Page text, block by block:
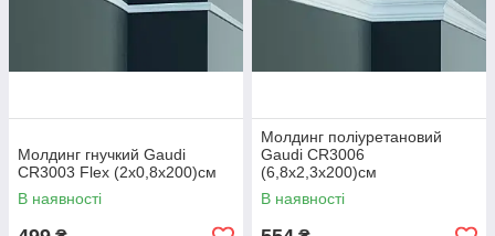
Молдинг гнучкий Gaudi
CR3003 Flex (2х0,8x200)см
В наявності
Молдинг поліуретановий
Gaudi CR3006
(6,8х2,3x200)см
В наявності